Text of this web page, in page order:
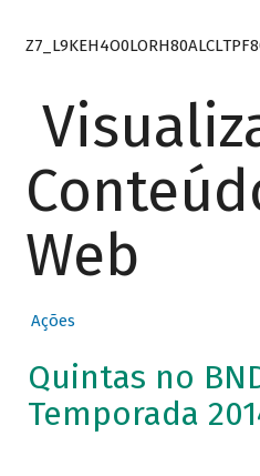
Web
Ações
Quintas no
Temporada